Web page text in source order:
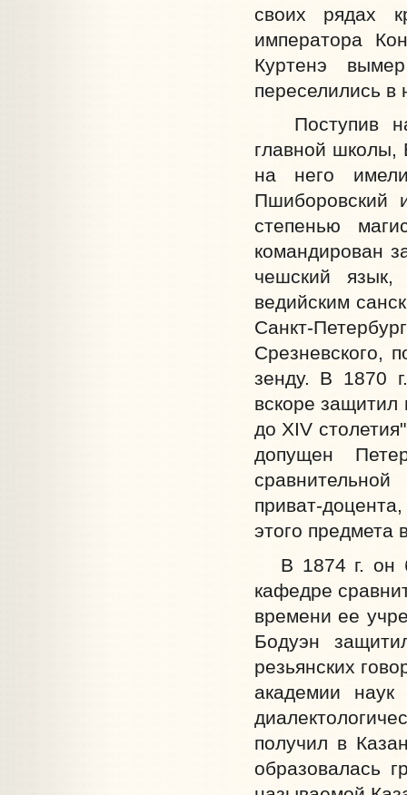
своих рядах
императора
Куртенэ
переселились в
Поступив на
главной школы,
на него
степенью
командирован
чешский
ведийским
Санкт-
Срезневского,
зенду. В 1870
вскоре защитил
до XIV
допущен
приват-
этого предмета
В 1874 г. он
кафедре
времени ее
Бодуэн
резьянских
академии
получил в
образовалась